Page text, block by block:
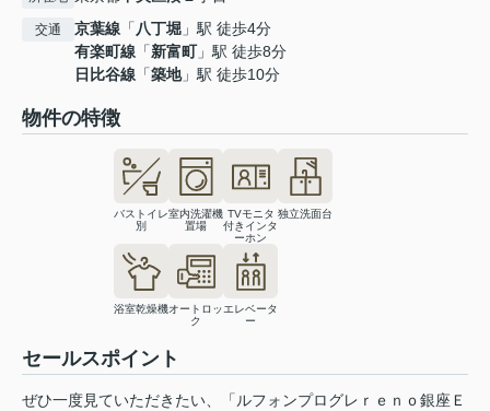
交通 京葉線 「八丁堀 」駅 徒歩4分
有楽町線 「新富町」駅 徒歩8分
日比谷線 「築地」駅 徒歩10分
物件の特徴
バストイレ
別
室内洗濯機
置場
TVモニタ
付きインタ
ーホン
独立洗面台
浴室乾燥機オートロッ
ク
エレベータ
ー
セールスポイント
ぜひ一度見ていただきたい、「ルフォンプログレｒｅｎｏ銀座Ｅ